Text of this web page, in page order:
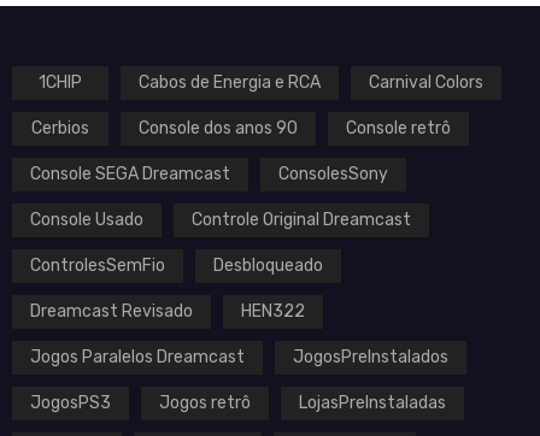
VOLTAGEM
Bandai
MD
1CHIP Cabos de Energia e RCA Carnival Colors
Cerbios Console dos anos 90 Console retrô
Console SEGA Dreamcast ConsolesSony
Console Usado Controle Original Dreamcast
ControlesSemFio Desbloqueado
Dreamcast Revisado HEN322
Jogos Paralelos Dreamcast JogosPreInstalados
JogosPS3 Jogos retrô LojasPreInstaladas